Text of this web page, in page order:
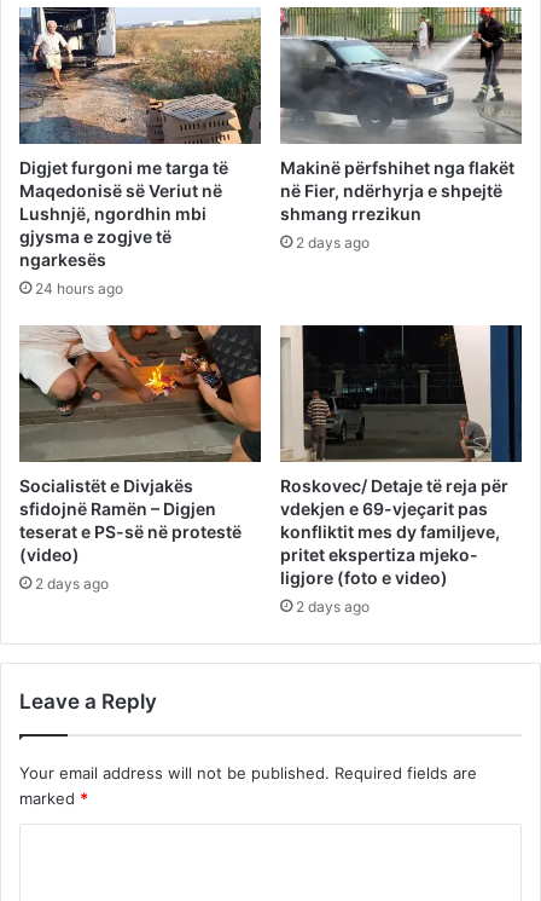
Digjet furgoni me targa të
Maqedonisë së Veriut në
Lushnjë, ngordhin mbi
gjysma e zogjve të
ngarkesës
24 hours ago
Makinë përfshihet nga flakët
në Fier, ndërhyrja e shpejtë
shmang rrezikun
2 days ago
Socialistët e Divjakës
sfidojnë Ramën – Digjen
teserat e PS-së në protestë
(video)
2 days ago
Roskovec/ Detaje të reja për
vdekjen e 69-vjeçarit pas
konfliktit mes dy familjeve,
pritet ekspertiza mjeko-
ligjore (foto e video)
2 days ago
Leave a Reply
Your email address will not be published. Required fields are
marked *